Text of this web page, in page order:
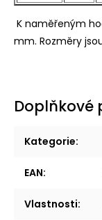
K naměřeným
mm. Rozměry
Kategorie:
EAN:
Vlastnosti: